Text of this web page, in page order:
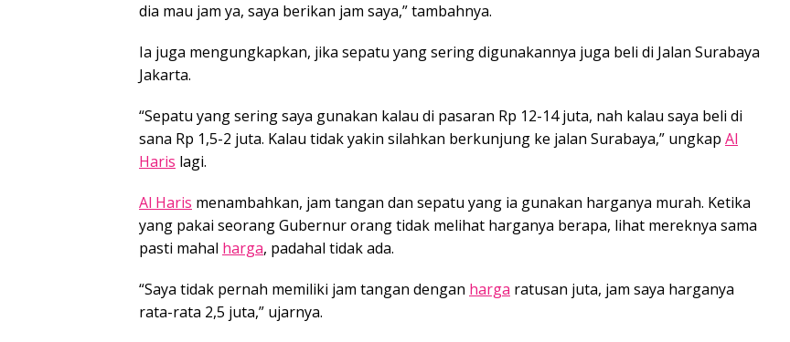
dia mau jam ya, saya berikan jam saya,” tambahnya.
Ia juga mengungkapkan, jika sepatu yang sering digunakannya juga beli di Jalan Surabaya
Jakarta.
“Sepatu yang sering saya gunakan kalau di pasaran Rp 12-14 juta, nah kalau saya beli di
sana Rp 1,5-2 juta. Kalau tidak yakin silahkan berkunjung ke jalan Surabaya,” ungkap Al
Haris lagi.
Al Haris menambahkan, jam tangan dan sepatu yang ia gunakan harganya murah. Ketika
yang pakai seorang Gubernur orang tidak melihat harganya berapa, lihat mereknya sama
pasti mahal harga, padahal tidak ada.
“Saya tidak pernah memiliki jam tangan dengan harga ratusan juta, jam saya harganya
rata-rata 2,5 juta,” ujarnya.